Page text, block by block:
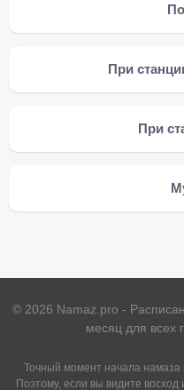
При
При
© 2026 Namaz.pro -
месяц для всех
Точный момент начала намаза
Поэтому, если вы видите